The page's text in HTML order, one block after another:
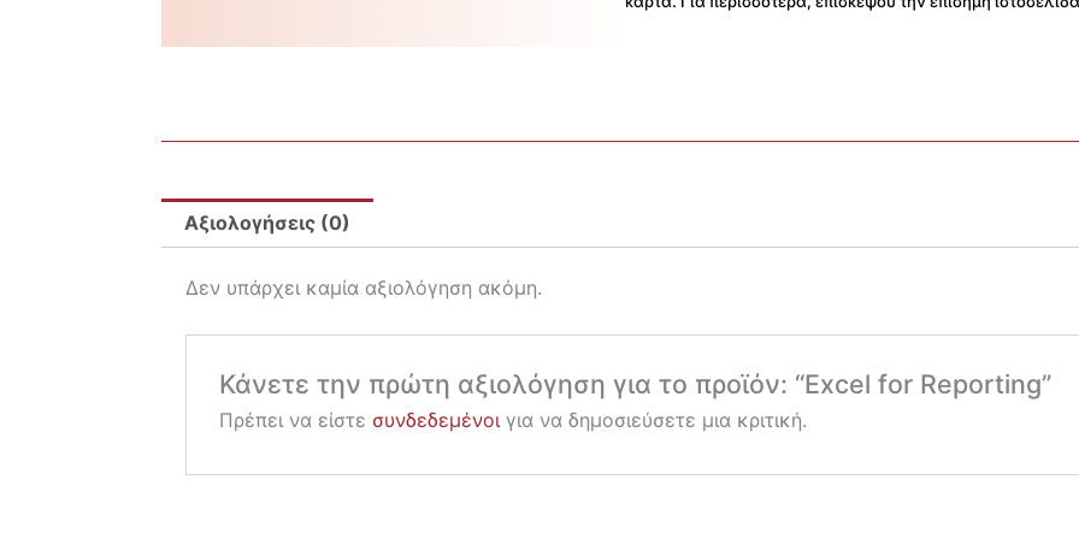
Αξιολογήσεις (0)
Δεν υπάρχει καμία αξιολόγηση ακόμη.
Κάνετε την πρώτη αξιολόγηση για το προϊόν: “Excel for Reporting”
Πρέπει να είστε συνδεδεμένοι για να δημοσιεύσετε μια κριτική.